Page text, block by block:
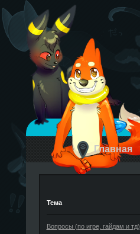
Главная
Тема
Вопросы (по игре, гайдам и тд)